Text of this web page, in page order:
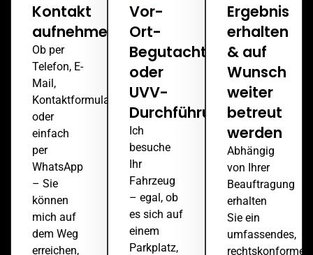
Kontakt
aufnehmen
Ob per
Telefon, E-
Mail,
Kontaktformular
oder
einfach
per
WhatsApp
– Sie
können
mich auf
dem Weg
erreichen,
Vor-
Ort-
Begutachtung
oder
UVV-
Durchführung
Ich
besuche
Ihr
Fahrzeug
– egal, ob
es sich auf
einem
Parkplatz,
Ergebnis
erhalten
& auf
Wunsch
weiter
betreut
werden
Abhängig
von Ihrer
Beauftragung
erhalten
Sie ein
umfassendes,
rechtskonformes